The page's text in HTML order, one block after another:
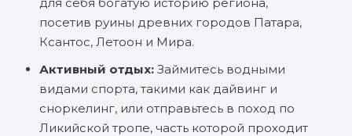
посетив руины древних городов Патара,
Ксантос, Летоон и Мира.
Активный отдых: Займитесь водными
видами спорта, такими как дайвинг и
сноркелинг, или отправьтесь в поход по
Ликийской тропе, часть которой проходит